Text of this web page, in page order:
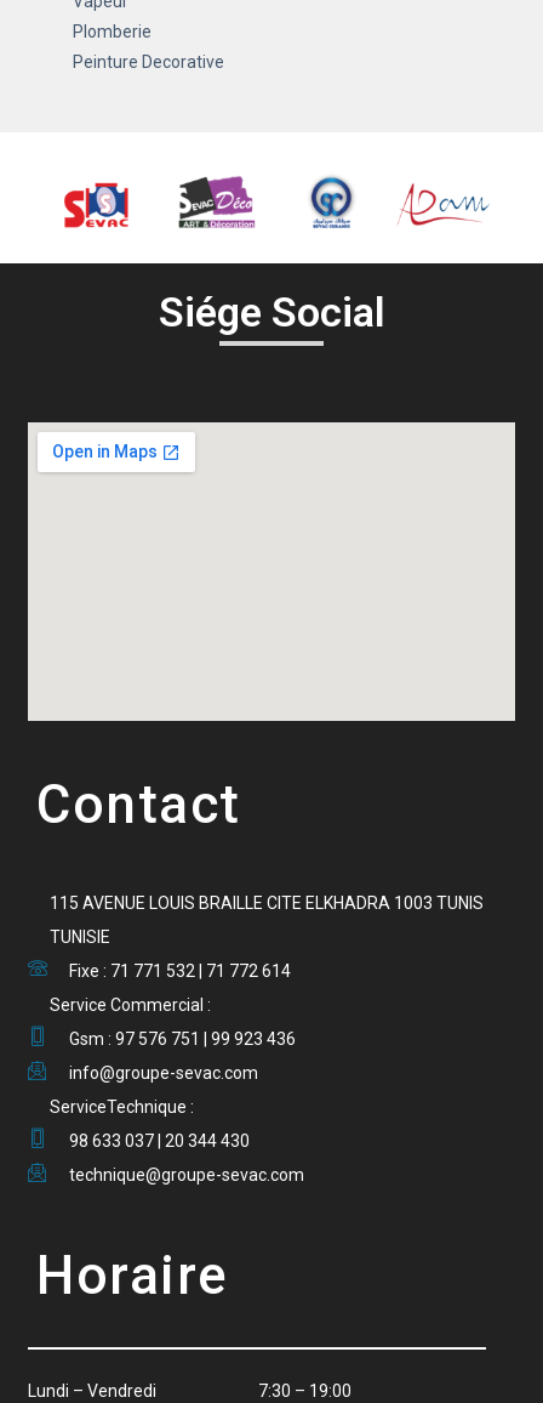
Plomberie
Peinture Decorative
Siége Social
Contact
115 AVENUE LOUIS BRAILLE CITE ELKHADRA 1003 TUNIS
TUNISIE
Fixe : 71 771 532 | 71 772 614
Service Commercial :
Gsm : 97 576 751 | 99 923 436
info@groupe-sevac.com
ServiceTechnique :
98 633 037 | 20 344 430
technique@groupe-sevac.com
Horaire
Lundi – Vendredi 7:30 – 19:00